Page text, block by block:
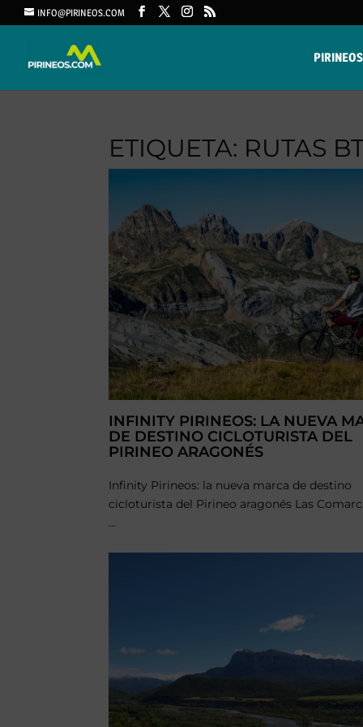
INFO@PIRINEOS.COM
PIRINEOS
ETIQUETA: RUTAS
INFINITY PIRINEOS: LA NUEVA
DE DESTINO CICLOTURISTA DEL
PIRINEO ARAGONÉS
Infinity Pirineos: la nueva marca de destino
cicloturista del Pirineo aragonés Las
...